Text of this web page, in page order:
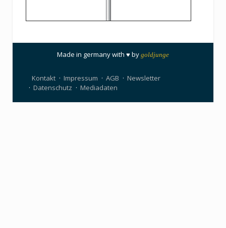
Made in germany with ♥ by goldjunge
Kontakt Impressum AGB
Newsletter
Datenschutz
Mediadaten